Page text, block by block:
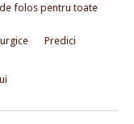
folos pentru toate
Predici